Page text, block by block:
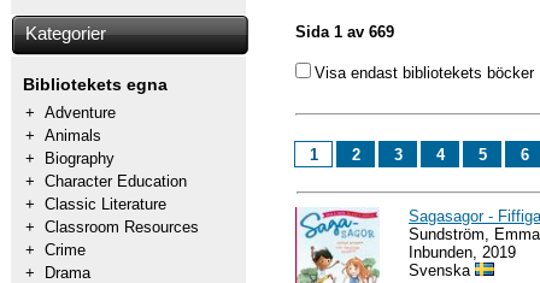
Kategorier
Bibliotekets egna
+ Adventure
+ Animals
+
Biography
+ Character Education
+ Classic Literature
+ Classroom Resources
+ Crime
+
Drama
Sida 1 av 669
Visa endast bibliotekets böcker
1 2 3 4 5 6
Sagasagor -
Sundström,
Inbunden, 2019
Svenska